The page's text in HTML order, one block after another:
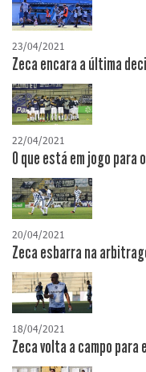
23/04/2021
Zeca encara a última
22/04/2021
O que está em jogo para
20/04/2021
Zeca esbarra na
18/04/2021
Zeca volta a campo